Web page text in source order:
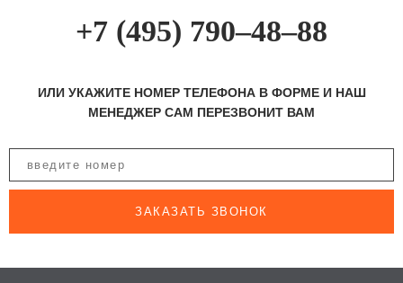
+7 (495) 790–48–88
ИЛИ УКАЖИТЕ НОМЕР ТЕЛЕФОНА В ФОРМЕ И НАШ
МЕНЕДЖЕР САМ ПЕРЕЗВОНИТ ВАМ
ЗАКАЗАТЬ ЗВОНОК